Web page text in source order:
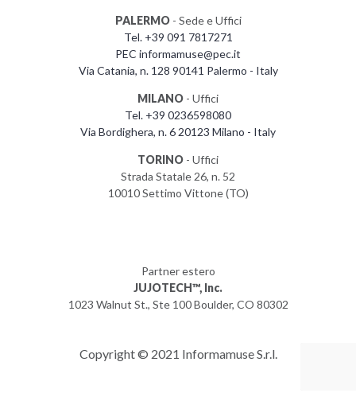
PALERMO- Sede e Uffici
Tel. +39 091 7817271
PEC informamuse@pec.it
Via Catania, n. 128 90141 Palermo - Italy
MILANO - Uffici
Tel. +39 0236598080
Via Bordighera, n. 6 20123 Milano - Italy
TORINO - Uffici
Strada Statale 26, n. 52
10010 Settimo Vittone (TO)
Partner estero
JUJOTECH™, Inc.
1023 Walnut St., Ste 100 Boulder, CO 80302
Copyright © 2021 Informamuse S.r.l.